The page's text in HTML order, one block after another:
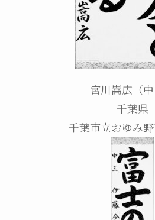
宮川嵩広（中
千葉県
千葉市立おゆみ